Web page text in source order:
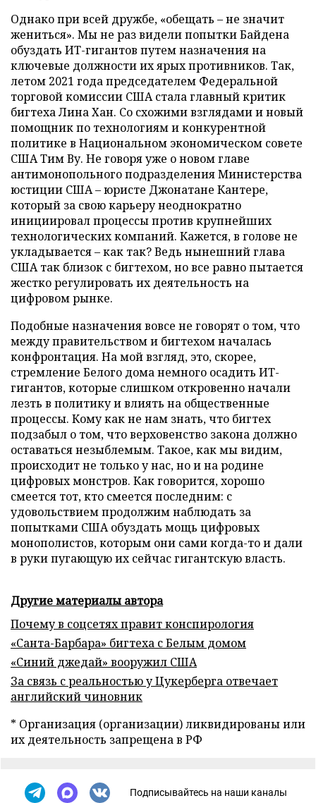
Однако при всей дружбе, «обещать – не значит
жениться». Мы не раз видели попытки Байдена
обуздать ИТ-гигантов путем назначения на
ключевые должности их ярых противников. Так,
летом 2021 года председателем Федеральной
торговой комиссии США стала главный критик
бигтеха Лина Хан. Со схожими взглядами и новый
помощник по технологиям и конкурентной
политике в Национальном экономическом совете
США Тим Ву. Не говоря уже о новом главе
антимонопольного подразделения Министерства
юстиции США – юристе Джонатане Кантере,
который за свою карьеру неоднократно
инициировал процессы против крупнейших
технологических компаний. Кажется, в голове не
укладывается – как так? Ведь нынешний глава
США так близок с бигтехом, но все равно пытается
жестко регулировать их деятельность на
цифровом рынке.
Подобные назначения вовсе не говорят о том, что
между правительством и бигтехом началась
конфронтация. На мой взгляд, это, скорее,
стремление Белого дома немного осадить ИТ-
гигантов, которые слишком откровенно начали
лезть в политику и влиять на общественные
процессы. Кому как не нам знать, что бигтех
подзабыл о том, что верховенство закона должно
оставаться незыблемым. Такое, как мы видим,
происходит не только у нас, но и на родине
цифровых монстров. Как говорится, хорошо
смеется тот, кто смеется последним: с
удовольствием продолжим наблюдать за
попытками США обуздать мощь цифровых
монополистов, которым они сами когда-то и дали
в руки пугающую их сейчас гигантскую власть.
Другие материалы автора
Почему в соцсетях правит конспирология
«Санта-Барбара» бигтеха с Белым домом
«Синий джедай» вооружил США
За связь с реальностью у Цукерберга отвечает
английский чиновник
* Организация (организации) ликвидированы или
их деятельность запрещена в РФ
Подписывайтесь на наши каналы